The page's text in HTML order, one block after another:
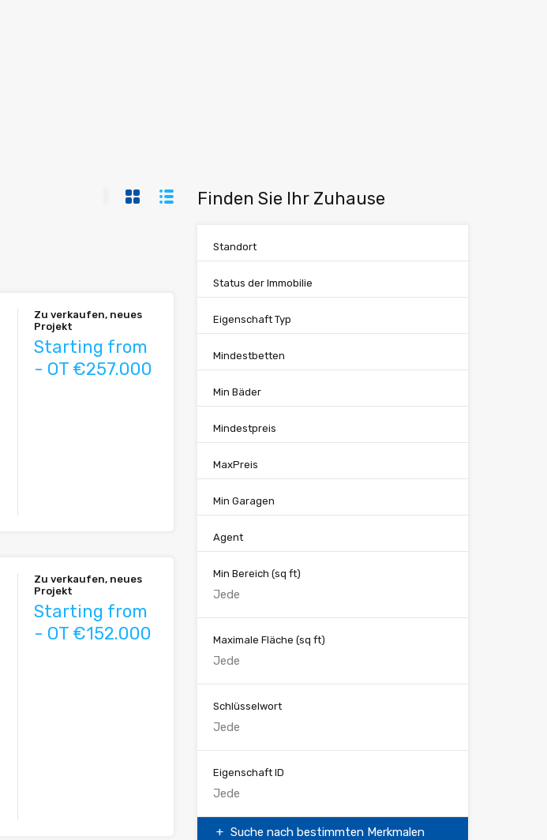
Zu verkaufen, neues
Projekt
Starting from
- OT €257.000
Zu verkaufen, neues
Projekt
Starting from
- OT €152.000
Finden Sie Ihr Zuhause
Standort
Status der Immobilie
Eigenschaft Typ
Mindestbetten
Min Bäder
Mindestpreis
MaxPreis
Min Garagen
Agent
Min Bereich (sq ft)
Maximale Fläche (sq ft)
Schlüsselwort
Eigenschaft ID
Suche nach bestimmten Merkmalen